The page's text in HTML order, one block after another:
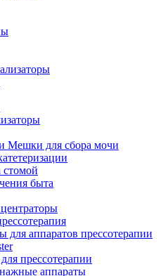
Мешки для сбора мочи
стомой
быта
для аппаратов прессотерапии
прессотерапии
аппараты